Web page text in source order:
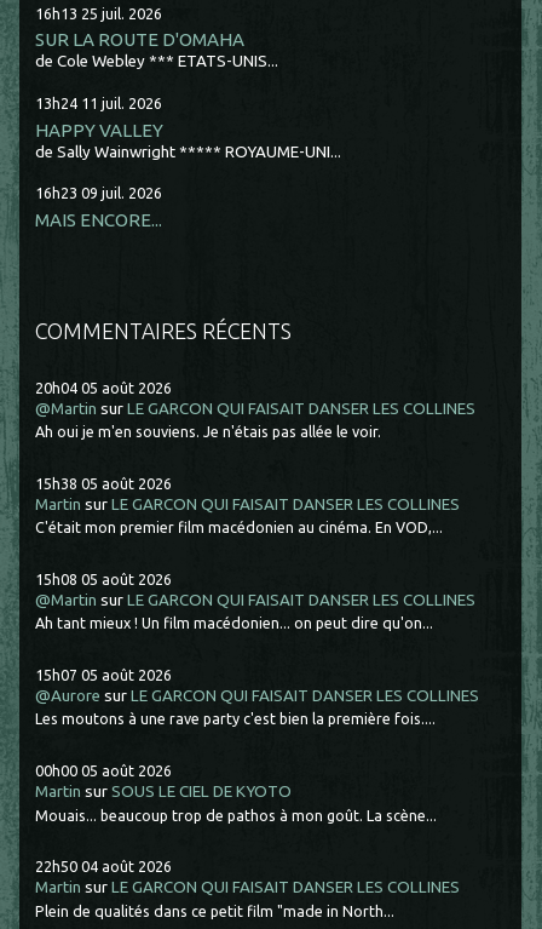
16h13 25 juil. 2026
SUR LA ROUTE D'OMAHA
de Cole Webley *** ETATS-UNIS...
13h24 11 juil. 2026
HAPPY VALLEY
de Sally Wainwright ***** ROYAUME-UNI...
16h23 09 juil. 2026
MAIS ENCORE...
COMMENTAIRES RÉCENTS
20h04 05 août 2026
@Martin surLE GARCON QUI FAISAIT DANSER LES COLLINES
Ah oui je m'en souviens. Je n'étais pas allée le voir.
15h38 05 août 2026
Martin surLE GARCON QUI FAISAIT DANSER LES COLLINES
C'était mon premier film macédonien au cinéma. En VOD,...
15h08 05 août 2026
@Martin surLE GARCON QUI FAISAIT DANSER LES COLLINES
Ah tant mieux ! Un film macédonien... on peut dire qu'on...
15h07 05 août 2026
@Aurore surLE GARCON QUI FAISAIT DANSER LES COLLINES
Les moutons à une rave party c'est bien la première fois....
00h00 05 août 2026
Martin surSOUS LE CIEL DE KYOTO
Mouais... beaucoup trop de pathos à mon goût. La scène...
22h50 04 août 2026
Martin surLE GARCON QUI FAISAIT DANSER LES COLLINES
Plein de qualités dans ce petit film "made in North...